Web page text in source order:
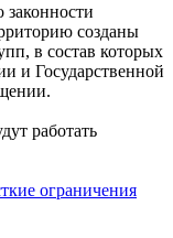
законности
созданы
в состав которых
и Государственной
работать
ограничения